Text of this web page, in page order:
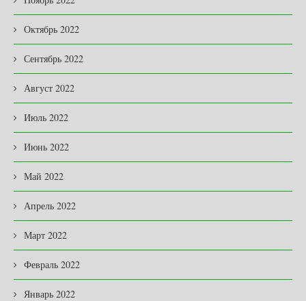
Октябрь 2022
Сентябрь 2022
Август 2022
Июль 2022
Июнь 2022
Май 2022
Апрель 2022
Март 2022
Февраль 2022
Январь 2022